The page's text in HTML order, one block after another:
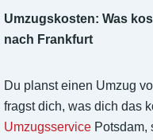
Umzugskosten: Was
nach Frankfurt
Du planst einen Umzug
fragst dich, was dich das
Umzugsservice Potsdam,